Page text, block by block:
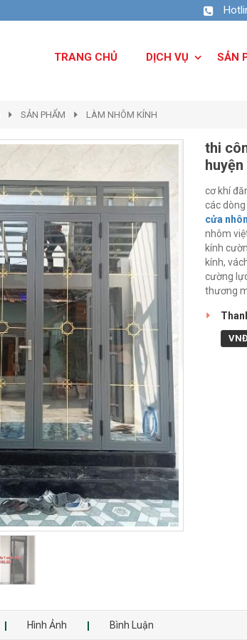
TRANG CHỦ DỊCH VỤ SẢN
SẢN PHẨM LÀM NHÔM KÍNH
thi
cơ khí
các
cửa
nhôm
kính
kính,
cường
thương
VNĐ
Hình Ảnh Bình Luận